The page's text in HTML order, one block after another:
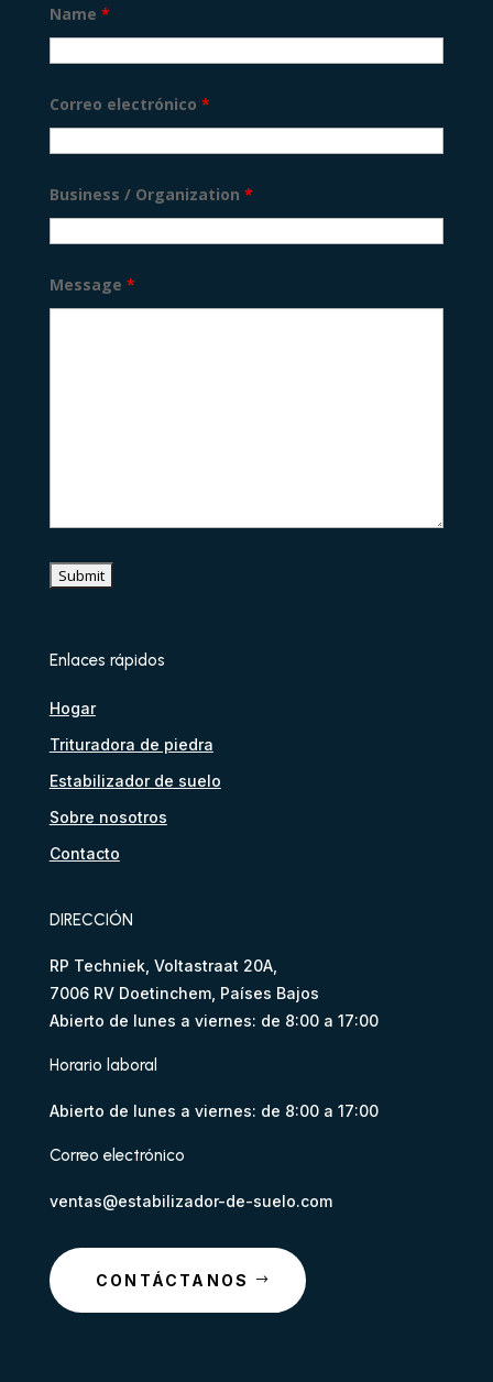
Name *
Correo electrónico *
Business / Organization *
Message *
Enlaces rápidos
Hogar
Trituradora de piedra
Estabilizador de suelo
Sobre nosotros
Contacto
DIRECCIÓN
RP Techniek, Voltastraat 20A,
7006 RV Doetinchem, Países Bajos
Abierto de lunes a viernes: de 8:00 a 17:00
Horario laboral
Abierto de lunes a viernes: de 8:00 a 17:00
Correo electrónico
ventas@estabilizador-de-suelo.com
CONTÁCTANOS
Portuguese
Swedish
Arabic